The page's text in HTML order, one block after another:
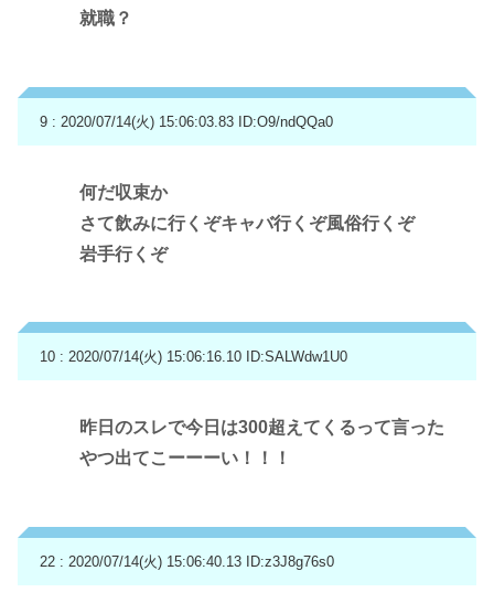
就職？
9 : 2020/07/14(火) 15:06:03.83 ID:O9/ndQQa0
何だ収束か
さて飲みに行くぞキャバ行くぞ風俗行くぞ
岩手行くぞ
10 : 2020/07/14(火) 15:06:16.10 ID:SALWdw1U0
昨日のスレで今日は300超えてくるって言った
やつ出てこーーーい！！！
22 : 2020/07/14(火) 15:06:40.13 ID:z3J8g76s0